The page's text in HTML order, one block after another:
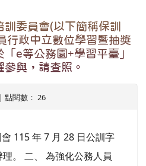
委員會(以下簡稱保訓
行政中立數位學習暨抽獎
e等公務園+學習平臺」
參與，請查照。
點閱數： 26
115 年 7 月 28 日公訓字
。 二、 為強化公務人員